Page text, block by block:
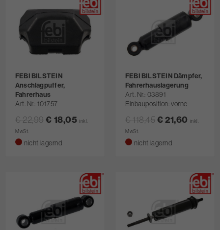
FEBI BILSTEIN
Anschlagpuffer,
Fahrerhaus
Art. Nr. 101757
€ 22,99€ 18,05 inkl.
MwSt.
nicht lagernd
FEBI BILSTEIN Dämpfer,
Fahrerhauslagerung
Art. Nr. 03891
Einbauposition: vorne
€ 118,45€ 21,60 inkl.
MwSt.
nicht lagernd